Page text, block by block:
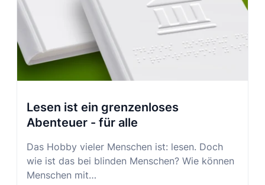
Lesen ist ein grenzenloses
Abenteuer - für alle
Das Hobby vieler Menschen ist: lesen. Doch
wie ist das bei blinden Menschen? Wie können
Menschen mit…